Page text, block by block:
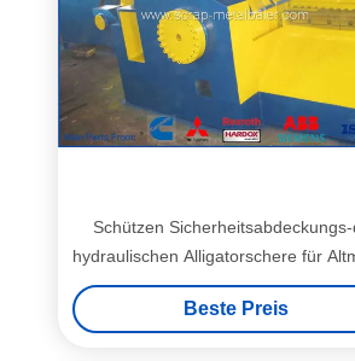
Schützen
hydraulischen Alligatorschere für
Profil
Beste Preis